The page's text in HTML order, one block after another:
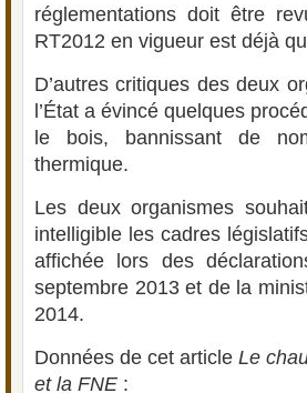
réglementations doit être
RT2012 en vigueur est déjà
D’autres critiques des deux
l’État a évincé quelques
le bois, bannissant de
thermique.
Les deux organismes
intelligible les cadres
affichée lors des
septembre 2013 et de la
2014.
Données de cet article Le
et la FNE :